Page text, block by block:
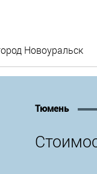
Новоуральск
Тюмень